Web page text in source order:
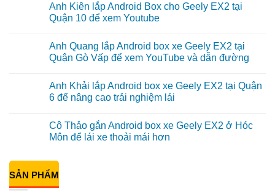
bình
luận
ở
lắp
Camera
hành
tô
Suzuki
XL7
12
để
ghi
cung
đường
Anh Kiên lắp Android Box cho Geely EX2 tại
Quận 10 để xem Youtube
bình
luận
ở
lắp
Android
Box
EX2
tại
Quận
xem
Youtube
Anh Quang lắp Android box xe Geely EX2 tại
Quận Gò Vấp để xem YouTube và dẫn đường
bình
luận
ở
lắp
Android
box
EX2
tại
Quận
Gò
Anh Khải lắp Android box xe Geely EX2 tại Quận
6 để nâng cao trải nghiệm lái
bình
luận
ở
Android
box
xe
Cô Thảo gắn Android box xe Geely EX2 ở Hóc
Môn để lái xe thoải mái hơn
bình
luận
ở
Cô
SẢN PHẨM